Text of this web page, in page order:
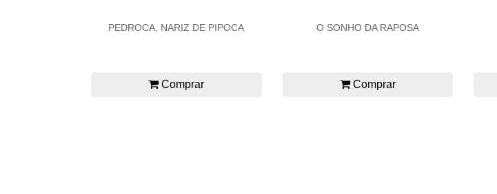
PEDROCA, NARIZ DE PIPOCA
Comprar
O SONHO DA RAPOSA
Comprar